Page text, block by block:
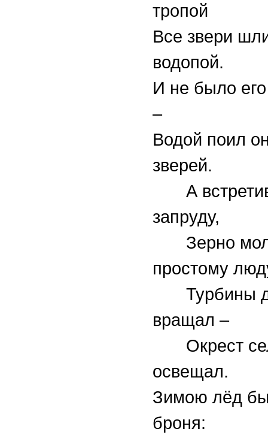
тропой
Все звери
водопой.
И не было
–
Водой поил
зверей.
А
запруду,
Зерно
простому
Турбины
вращал –
Окрест
освещал.
Зимою лёд
броня: